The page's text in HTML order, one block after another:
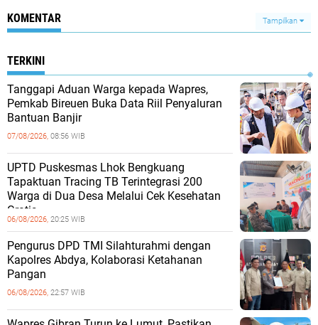
KOMENTAR Tampilkan
TERKINI
Tanggapi Aduan Warga kepada Wapres,
Pemkab Bireuen Buka Data Riil Penyaluran
Bantuan Banjir
07/08/2026, 08:56 WIB
UPTD Puskesmas Lhok Bengkuang
Tapaktuan ‎Tracing TB Terintegrasi 200
Warga di Dua Desa Melalui Cek Kesehatan
Gratis
06/08/2026, 20:25 WIB
Pengurus DPD TMI Silahturahmi dengan
Kapolres Abdya, Kolaborasi Ketahanan
Pangan
06/08/2026, 22:57 WIB